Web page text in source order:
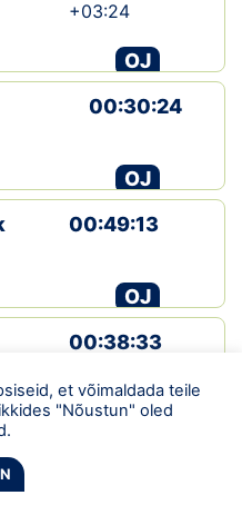
+03:24
OJ
00:30:24
OJ
00:49:13
OJ
00:38:33
OJ
et võimaldada teile
"Nõustun" oled